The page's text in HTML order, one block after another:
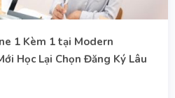
1 Kèm 1 tại Modern
Học Lại Chọn Đăng Ký Lâu